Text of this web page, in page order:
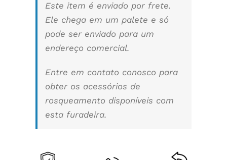
Este item é enviado por frete.
Ele chega em um palete e só
pode ser enviado para um
endereço comercial.
Entre em contato conosco para
obter os acessórios de
rosqueamento disponíveis com
esta furadeira.